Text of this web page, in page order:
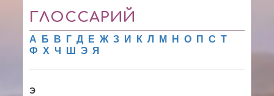
ГЛОССАРИЙ
А Б В Г Д Е Ж З И К Л М Н О П С Т
Ф Х Ч Ш Э Я
Э